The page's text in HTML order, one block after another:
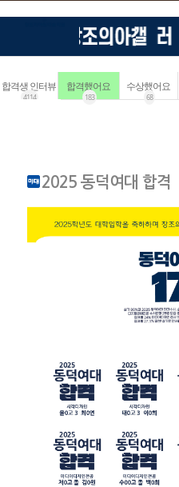
합격생 인터뷰
4114
합격했어요
183
수상했어요
68
2025 동덕여대 합격